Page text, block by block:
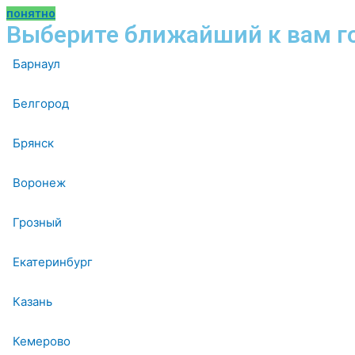
понятно
Выберите ближайший к вам
Барнаул
Белгород
Брянск
Воронеж
Грозный
Екатеринбург
Казань
Кемерово